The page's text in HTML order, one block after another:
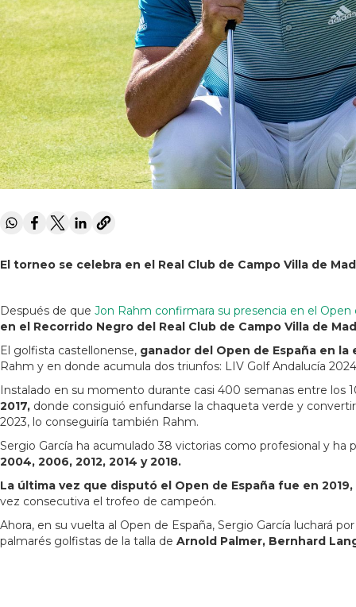
El torneo se celebra en el Real Club de Campo Villa de
Después de que Jon Rahm confirmara su presencia en el
en el Recorrido Negro del Real Club de Campo Villa de
El golfista castellonense, ganador del Open de España en la
Rahm y en donde acumula dos triunfos: LIV Golf Andalucía
Instalado en su momento durante casi 400 semanas entre
2017, donde consiguió enfundarse la chaqueta verde y
2023, lo conseguiría también Rahm.
Sergio García ha acumulado 38 victorias como profesional y
2004, 2006, 2012, 2014 y 2018.
La última vez que disputó el Open de España fue en
vez consecutiva el trofeo de campeón.
Ahora, en su vuelta al Open de España, Sergio García luchará
palmarés golfistas de la talla de Arnold Palmer, Bernhard